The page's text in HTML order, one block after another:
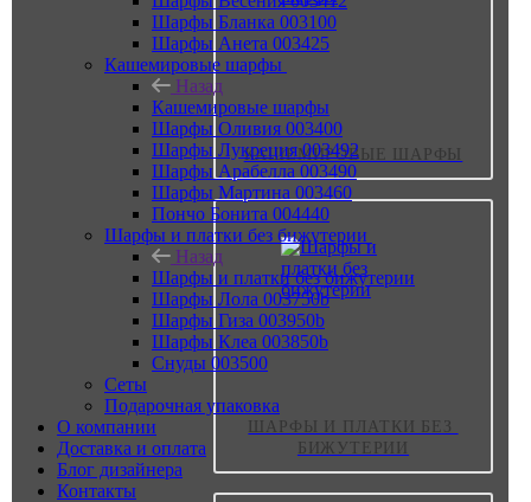
КАШЕМИРОВЫЕ ШАРФЫ
ШАРФЫ И ПЛАТКИ БЕЗ
БИЖУТЕРИИ
Шарфы Бланка 003100
Шарфы Анета 003425
Кашемировые шарфы
Назад
Кашемировые шарфы
Шарфы Оливия 003400
Шарфы Лукреция 003492
Шарфы Арабелла 003490
Шарфы Мартина 003460
Пончо Бонита 004440
Шарфы и платки без бижутерии
Назад
Шарфы и платки без бижутерии
Шарфы Лола 003750b
Шарфы Гиза 003950b
Шарфы Клеа 003850b
Снуды 003500
Сеты
Подарочная упаковка
О компании
Доставка и оплата
Блог дизайнера
Контакты